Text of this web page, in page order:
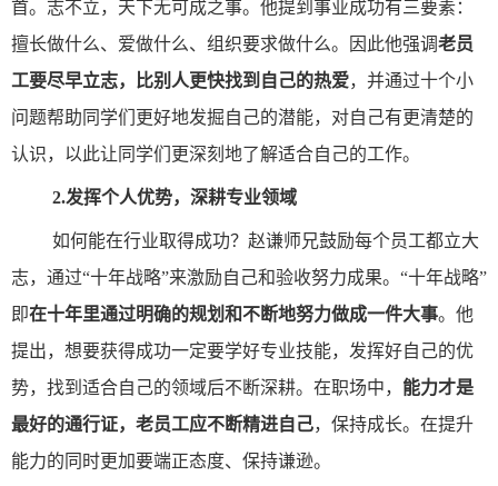
首。志不立，天下无可成之事。他提到事业成功有三要素：
擅长做什么、爱做什么、组织要求做什么。因此他强调老员
工要尽早立志，比别人更快找到自己的热爱，并通过十个小
问题帮助同学们更好地发掘自己的潜能，对自己有更清楚的
认识，以此让同学们更深刻地了解适合自己的工作。
2.发挥个人优势，深耕专业领域
如何能在行业取得成功？赵谦师兄鼓励每个员工都立大
志，通过“十年战略”来激励自己和验收努力成果。“十年战略”
即在十年里通过明确的规划和不断地努力做成一件大事。他
提出，想要获得成功一定要学好专业技能，发挥好自己的优
势，找到适合自己的领域后不断深耕。在职场中， 能力才是
最好的通行证，老员工应不断精进自己，保持成长。在提升
能力的同时更加要端正态度、保持谦逊。